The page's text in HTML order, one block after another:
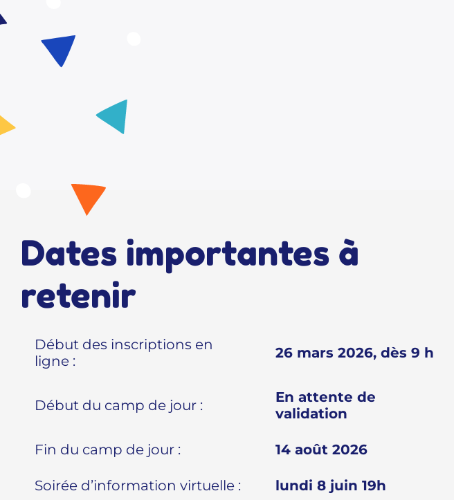
Dates importantes à
retenir
Début des inscriptions en
ligne :
26 mars 2026, dès 9 h
Début du camp de jour :
En attente de
validation
Fin du camp de jour : 14 août 2026
Soirée d’information virtuelle : lundi 8 juin 19h